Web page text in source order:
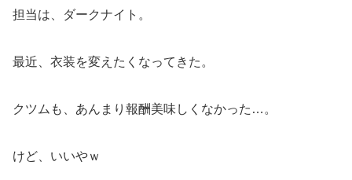
担当は、ダークナイト。
最近、衣装を変えたくなってきた。
クツムも、あんまり報酬美味しくなかった…。
けど、いいやｗ